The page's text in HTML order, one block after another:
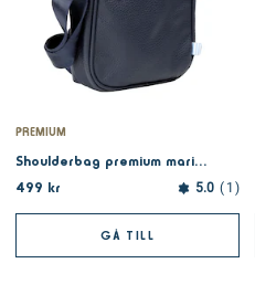
PREMIUM
Shoulderbag premium marinblå
499 kr
5.0 1
GÅ TILL